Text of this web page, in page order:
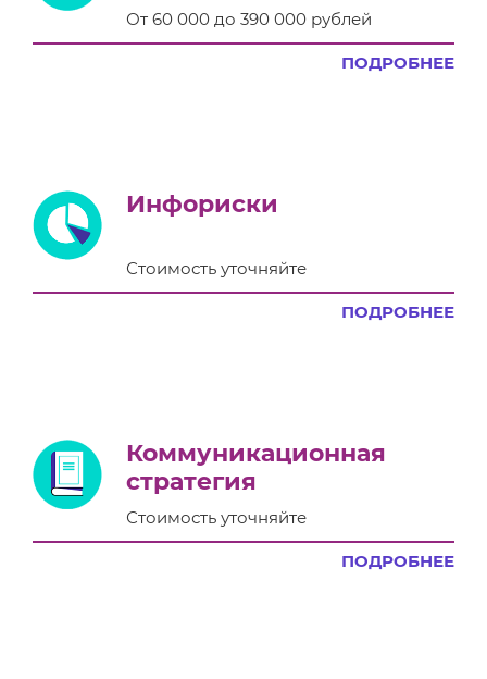
От 60 000 до 390 000 рублей
ПОДРОБНЕЕ
Инфориски
Стоимость уточняйте
ПОДРОБНЕЕ
Коммуникационная
стратегия
Стоимость уточняйте
ПОДРОБНЕЕ